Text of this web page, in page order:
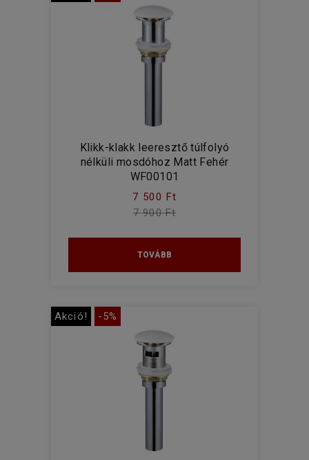
Klikk-klakk leeresztő túlfolyó
nélküli mosdóhoz Matt Fehér
WF00101
7 500 Ft
7 900 Ft
TOVÁBB
Akció! -5%